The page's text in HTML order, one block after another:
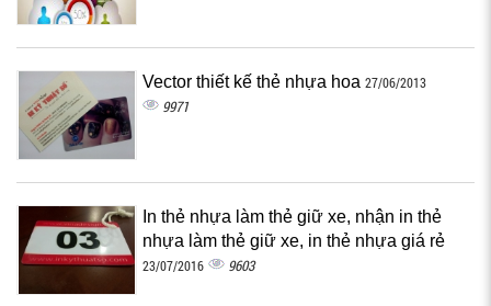
Vector thiết kế thẻ nhựa hoa 27/06/2013
9971
In thẻ nhựa làm thẻ giữ xe, nhận in thẻ
nhựa làm thẻ giữ xe, in thẻ nhựa giá rẻ
23/07/2016 9603